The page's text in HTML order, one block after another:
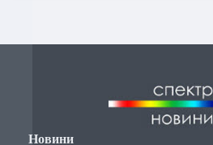
Новини